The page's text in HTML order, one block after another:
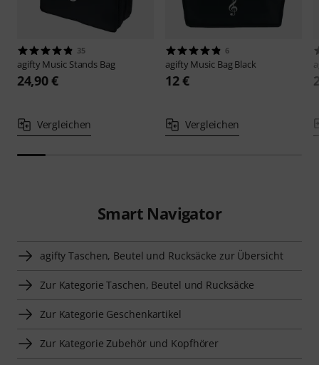
35
agifty Music Stands Bag
24,90 €
Vergleichen
6
agifty Music Bag Black
12 €
Vergleichen
Smart Navigator
agifty Taschen, Beutel und Rucksäcke zur Übersicht
Zur Kategorie Taschen, Beutel und Rucksäcke
Zur Kategorie Geschenkartikel
Zur Kategorie Zubehör und Kopfhörer